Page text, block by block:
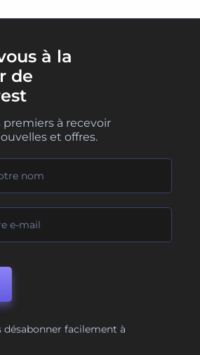
à la
de
premiers à recevoir
et offres.
désabonner facilement à